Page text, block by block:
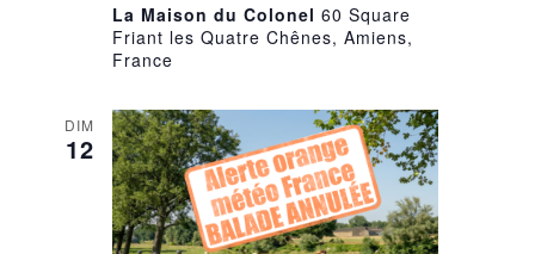
La Maison du Colonel 60 Square
Friant les Quatre Chênes, Amiens,
France
DIM
12